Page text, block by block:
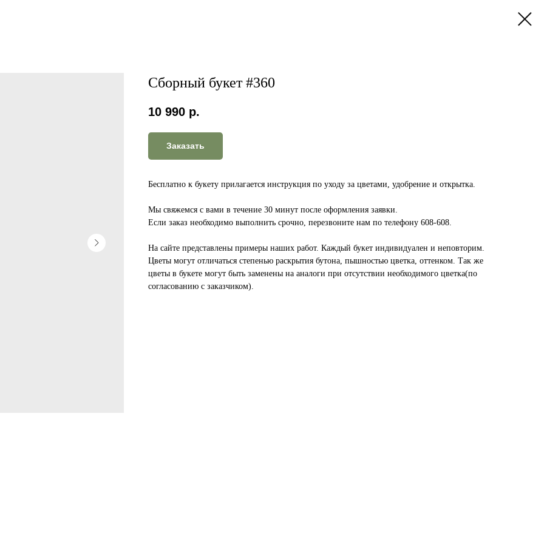
Сборный букет #360
10 990 р.
Заказать
Бесплатно к букету прилагается инструкция по уходу за цветами, удобрение и открытка.
Мы свяжемся с вами в течение 30 минут после оформления заявки.
Если заказ необходимо выполнить срочно, перезвоните нам по телефону 608-608.
На сайте представлены примеры наших работ. Каждый букет индивидуален и неповторим.
Цветы могут отличаться степенью раскрытия бутона, пышностью цветка, оттенком. Так же
цветы в букете могут быть заменены на аналоги при отсутствии необходимого цветка(по
согласованию с заказчиком).